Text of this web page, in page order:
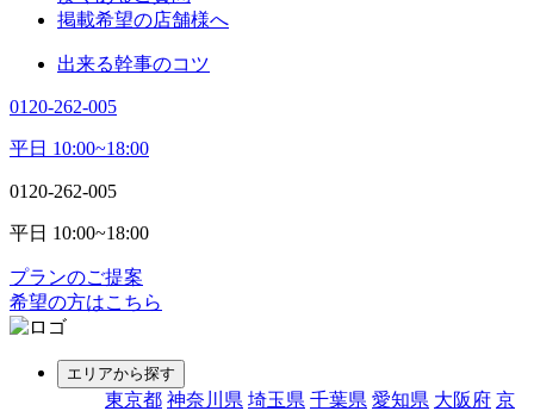
掲載希望の店舗様へ
出来る幹事のコツ
0120-262-005
平日 10:00~18:00
0120-262-005
平日 10:00~18:00
プランのご提案
希望の方はこちら
エリアから探す
東京都 神奈川県 埼玉県 千葉県 愛知県 大阪府 京